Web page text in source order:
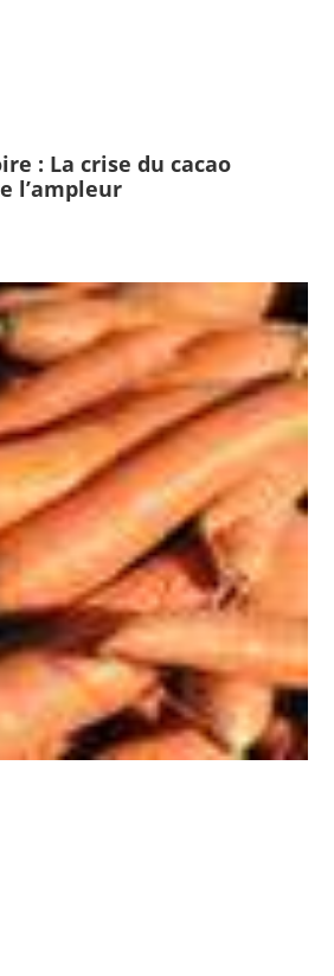
: La crise du cacao
l’ampleur